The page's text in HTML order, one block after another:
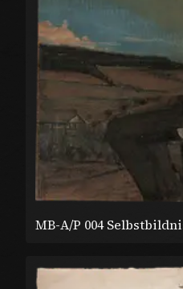
MB-A/P 004